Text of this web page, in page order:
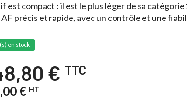
est compact : il est le plus léger de sa
précis et rapide, avec un contrôle et une
en stock
€ TTC
€ HT